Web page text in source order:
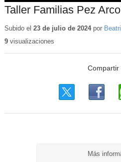
Taller Familias Pez
Subido el 23 de julio de 2024por
9visualizaciones
Más